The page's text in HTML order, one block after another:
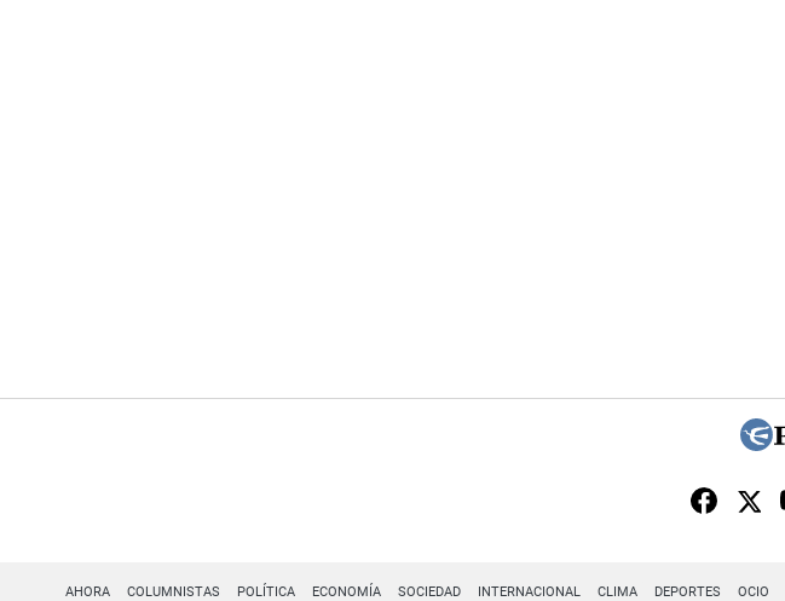
AHORA COLUMNISTAS POLÍTICA ECONOMÍA SOCIEDAD INTERNACIONAL CLIMA DEPORTES OCIO